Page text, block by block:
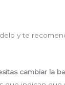
y te
cambiar la